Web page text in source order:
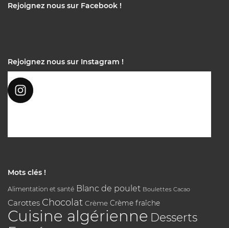
Rejoignez nous sur Facebook !
Rejoignez nous sur Instagram !
Mots clés !
Alimentation et santé Blanc de poulet Boulettes Cacao
Carottes Chocolat Crème Crème fraîche
Cuisine algérienne Desserts